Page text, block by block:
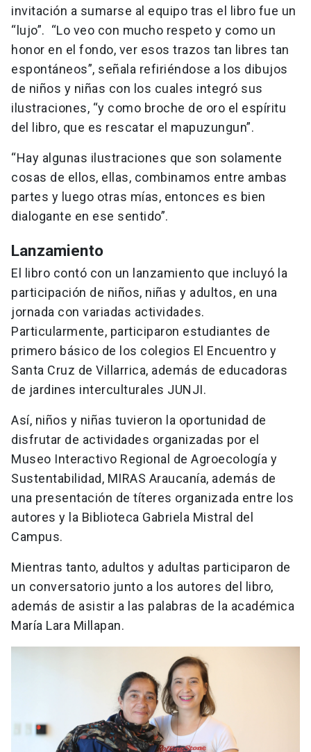
invitación a sumarse al equipo tras el libro fue un
“lujo”. “Lo veo con mucho respeto y como un
honor en el fondo, ver esos trazos tan libres tan
espontáneos”, señala refiriéndose a los dibujos
de niños y niñas con los cuales integró sus
ilustraciones, “y como broche de oro el espíritu
del libro, que es rescatar el mapuzungun”.
“Hay algunas ilustraciones que son solamente
cosas de ellos, ellas, combinamos entre ambas
partes y luego otras mías, entonces es bien
dialogante en ese sentido”.
Lanzamiento
El libro contó con un lanzamiento que incluyó la
participación de niños, niñas y adultos, en una
jornada con variadas actividades.
Particularmente, participaron estudiantes de
primero básico de los colegios El Encuentro y
Santa Cruz de Villarrica, además de educadoras
de jardines interculturales JUNJI.
Así, niños y niñas tuvieron la oportunidad de
disfrutar de actividades organizadas por el
Museo Interactivo Regional de Agroecología y
Sustentabilidad, MIRAS Araucanía, además de
una presentación de títeres organizada entre los
autores y la Biblioteca Gabriela Mistral del
Campus.
Mientras tanto, adultos y adultas participaron de
un conversatorio junto a los autores del libro,
además de asistir a las palabras de la académica
María Lara Millapan.